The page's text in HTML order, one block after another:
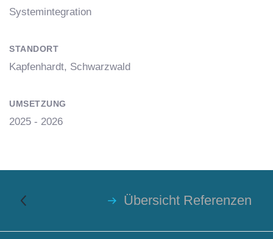
Systemintegration
STANDORT
Kapfenhardt, Schwarzwald
UMSETZUNG
2025 - 2026
Übersicht Referenzen